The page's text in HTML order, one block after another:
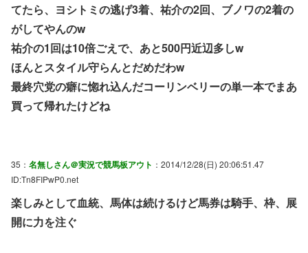
てたら、ヨシトミの逃げ3着、祐介の2回、ブノワの2着の
がしてやんのw
祐介の1回は10倍ごえで、あと500円近辺多しw
ほんとスタイル守らんとだめだわw
最終穴党の癖に惚れ込んだコーリンベリーの単一本でまあ
買って帰れたけどね
35： 名無しさん＠実況で競馬板アウト ：2014/12/28(日) 20:06:51.47
ID:Tn8FIPwP0.net
楽しみとして血統、馬体は続けるけど馬券は騎手、枠、展
開に力を注ぐ